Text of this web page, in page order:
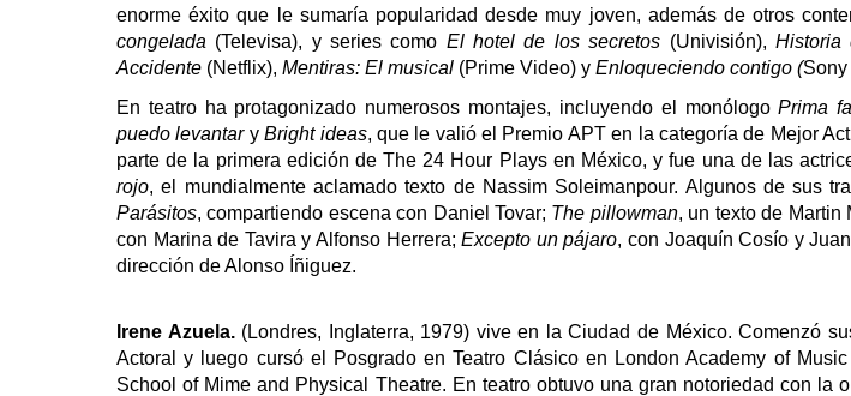
enorme éxito que le sumaría popularidad desde muy joven, además de otros
congelada (Televisa), y series como El hotel de los secretos (Univisión), Historia
Accidente (Netflix), Mentiras: El musical (Prime Video) y Enloqueciendo contigo (Sony
En teatro ha protagonizado numerosos montajes, incluyendo el monólogoPrima
puedo levantaryBright ideas, que le valió el Premio APT en la categoría de Mejor
parte de la primera edición de The 24 Hour Plays en México, y fue una de las
rojo, el mundialmente aclamado texto de Nassim Soleimanpour. Algunos de sus
Parásitos, compartiendo escena con Daniel Tovar; The pillowman, un texto de Martin
con Marina de Tavira y Alfonso Herrera; Excepto un pájaro, con Joaquín Cosío y
dirección de Alonso Íñiguez.
Irene Azuela.(Londres, Inglaterra, 1979) vive en la Ciudad de México. Comenzó
Actoral y luego cursó el Posgrado en Teatro Clásico en London Academy of
School of Mime and Physical Theatre. En teatro obtuvo una gran notoriedad con la